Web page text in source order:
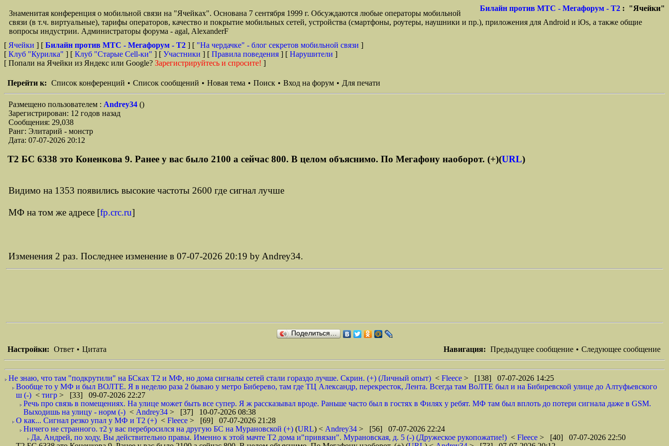
Билайн против МТС - Мегафорум - T2 : "Ячейки"
Знаменитая конференция о мобильной связи на "Ячейках". Основана 7 сентября 1999 г. Обсуждаются любые операторы мобильной
связи (в т.ч. виртуальные), тарифы операторов, качество и покрытие мобильных сетей, устройства (смартфоны, роутеры, наушники и пр.), приложения для Android и iOs, а также общие
вопросы индустрии. Администраторы форума - agal, AlexanderF
[ Ячейки ] [ Билайн против МТС - Мегафорум - T2 ] [ "На чердачке" - блог секретов мобильной связи ]
[ Клуб "Курилка" ] [ Клуб "Старые Сell-ки" ] [ Участники ] [ Правила поведения ] [ Нарушители ]
[ Попали на Ячейки из Яндекс или Google? Зарегистрируйтесь и спросите! ]
Перейти к: Список конференций • Список сообщений • Новая тема • Поиск • Вход на форум • Для печати
Размещено пользователем : Andrey34 ()
Зарегистрирован: 12 годов назад
Сообщения: 29,038
Ранг: Элитарий - монстр
Дата: 07-07-2026 20:12
Т2 БС 6338 это Коненкова 9. Ранее у вас было 2100 а сейчас 800. В целом объяснимо. По Мегафону наоборот. (+)(URL)
Видимо на 1353 появились высокие частоты 2600 где сигнал лучше
МФ на том же адресе [fp.crc.ru]
Изменения 2 раз. Последнее изменение в 07-07-2026 20:19 by Andrey34.
Поделиться…
Навигация: Предыдущее сообщение • Следующее сообщение
Настройки: Ответ • Цитата
Не знаю, что там "подкрутили" на БСках Т2 и МФ, но дома сигналы сетей стали гораздо лучше. Скрин. (+) (Личный опыт) < Fleece > [138] 07-07-2026 14:25
Вообще то у МФ и был ВОЛТЕ. Я в неделю раза 2 бываю у метро Биберево, там где ТЦ Александр, перекресток, Лента. Всегда там ВоЛТЕ был и на Бибиревской улице до Алтуфьевского
ш (-) < тигр > [33] 09-07-2026 22:27
Речь про связь в помещениях. На улице может быть все супер. Я ж рассказывал вроде. Раньше часто был в гостях в Филях у ребят. МФ там был вплоть до потери сигнала даже в GSM.
Выходишь на улицу - норм (-) < Andrey34 > [37] 10-07-2026 08:38
О как... Сигнал резко упал у МФ и Т2 (+) < Fleece > [69] 07-07-2026 21:28
Ничего не странного. т2 у вас перебросился на другую БС на Мурановской (+) (URL) < Andrey34 > [56] 07-07-2026 22:24
Да, Андрей, по ходу, Вы действительно правы. Именно к этой мачте Т2 дома и"привязан". Мурановская, д. 5 (-) (Дружеское рукопожатие!) < Fleece > [40] 07-07-2026 22:50